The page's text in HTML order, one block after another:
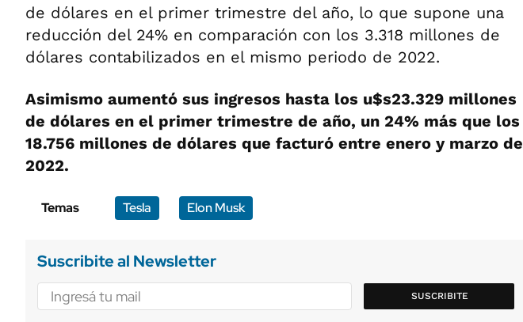
de dólares en el primer trimestre del año, lo que supone una
reducción del 24% en comparación con los 3.318 millones de
dólares contabilizados en el mismo periodo de 2022.
Asimismo aumentó sus ingresos hasta los u$s23.329 millones
de dólares en el primer trimestre de año, un 24% más que los
18.756 millones de dólares que facturó entre enero y marzo de
2022.
Temas Tesla Elon Musk
Suscribite al Newsletter
SUSCRIBITE